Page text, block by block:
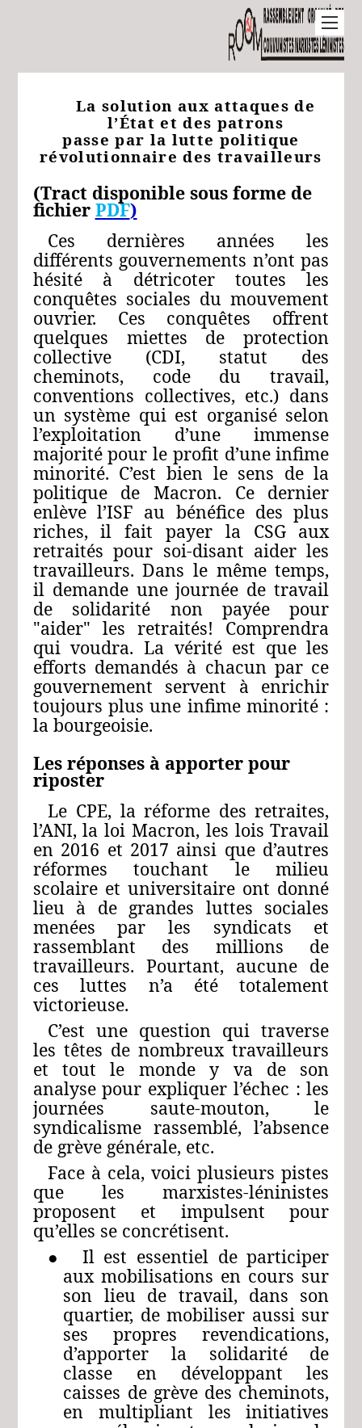
La solution aux attaques de
l’État et des patrons
passe par la lutte politique
révolutionnaire des travailleurs
(Tract disponible sous forme de
fichier PDF)
Ces dernières années les
différents gouvernements n’ont pas
hésité à détricoter toutes les
conquêtes sociales du mouvement
ouvrier. Ces conquêtes offrent
quelques miettes de protection
collective (CDI, statut des
cheminots, code du travail,
conventions collectives, etc.) dans
un système qui est organisé selon
l’exploitation d’une immense
majorité pour le profit d’une infime
minorité. C’est bien le sens de la
politique de Macron. Ce dernier
enlève l’ISF au bénéfice des plus
riches, il fait payer la CSG aux
retraités pour soi-disant aider les
travailleurs. Dans le même temps,
il demande une journée de travail
de solidarité non payée pour
"aider" les retraités! Comprendra
qui voudra. La vérité est que les
efforts demandés à chacun par ce
gouvernement servent à enrichir
toujours plus une infime minorité :
la bourgeoisie.
Les réponses à apporter pour
riposter
Le CPE, la réforme des retraites,
l’ANI, la loi Macron, les lois Travail
en 2016 et 2017 ainsi que d’autres
réformes touchant le milieu
scolaire et universitaire ont donné
lieu à de grandes luttes sociales
menées par les syndicats et
rassemblant des millions de
travailleurs. Pourtant, aucune de
ces luttes n’a été totalement
victorieuse.
C’est une question qui traverse
les têtes de nombreux travailleurs
et tout le monde y va de son
analyse pour expliquer l’échec : les
journées saute-mouton, le
syndicalisme rassemblé, l’absence
de grève générale, etc.
Face à cela, voici plusieurs pistes
que les marxistes-léninistes
proposent et impulsent pour
qu’elles se concrétisent.
● Il est essentiel de participer
aux mobilisations en cours sur
son lieu de travail, dans son
quartier, de mobiliser aussi sur
ses propres revendications,
d’apporter la solidarité de
classe en développant les
caisses de grève des cheminots,
en multipliant les initiatives